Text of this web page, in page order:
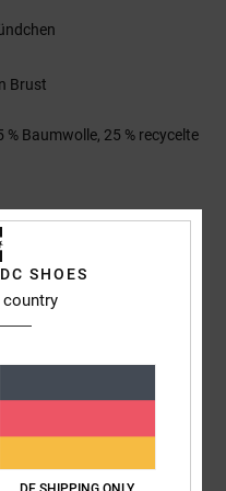
Brust
Baumwolle, 25 % recycelte
SHOES